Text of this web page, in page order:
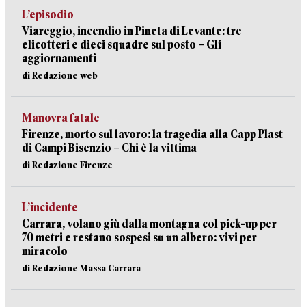
L’episodio
Viareggio, incendio in Pineta di Levante: tre
elicotteri e dieci squadre sul posto – Gli
aggiornamenti
di Redazione web
Manovra fatale
Firenze, morto sul lavoro: la tragedia alla Capp Plast
di Campi Bisenzio – Chi è la vittima
di Redazione Firenze
L’incidente
Carrara, volano giù dalla montagna col pick-up per
70 metri e restano sospesi su un albero: vivi per
miracolo
di Redazione Massa Carrara